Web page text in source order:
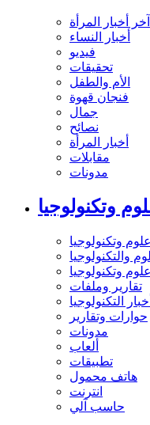
آخر أخبار المرأة
أخبار النساء
فيديو
تحقيقات
الأم والطفل
فنجان قهوة
جمال
نصائح
أخبار المرأة
مقابلات
مدونات
وتكنولوجيا
وتكنولوجيا
والتكنولوجيا
وتكنولوجيا
تقارير وملفات
أخبار التكنولوجيا
حوارات وتقارير
مدونات
ألعاب
تطبيقات
هاتف محمول
انترنت
حاسب آلي